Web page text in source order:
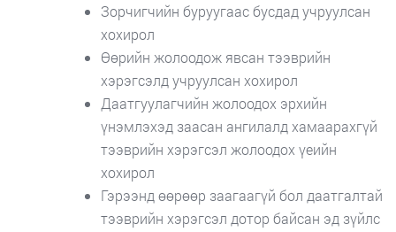
Зорчигчийн буруугаас бусдад учруулсан
хохирол
Өөрийн жолоодож явсан тээврийн
хэрэгсэлд учруулсан хохирол
Даатгуулагчийн жолоодох эрхийн
үнэмлэхэд заасан ангилалд хамаарахгүй
тээврийн хэрэгсэл жолоодох үеийн
хохирол
Гэрээнд өөрөөр заагаагүй бол даатгалтай
тээврийн хэрэгсэл дотор байсан эд зүйлс